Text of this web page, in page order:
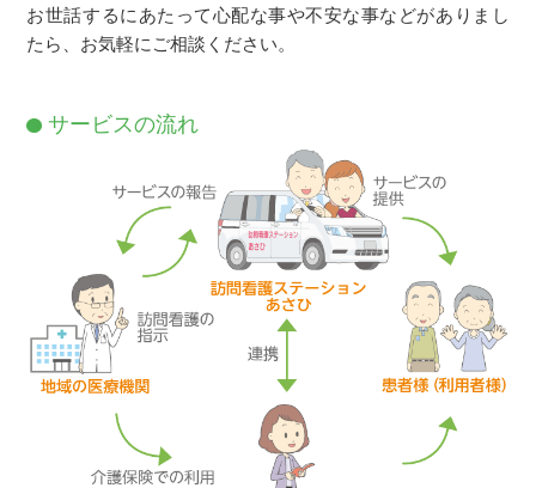
お世話するにあたって心配な事や不安な事などがありまし
たら、お気軽にご相談ください。
サービスの流れ